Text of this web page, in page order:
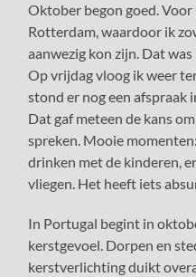
Oktober begon goed.
Rotterdam, waardoor ik
aanwezig kon zijn. Dat
Op vrijdag vloog ik weer
stond er nog een afspraak
Dat gaf meteen de kans
spreken. Mooie
drinken met de kinderen,
vliegen. Het heeft iets
In Portugal begint in
kerstgevoel. Dorpen en
kerstverlichting duikt